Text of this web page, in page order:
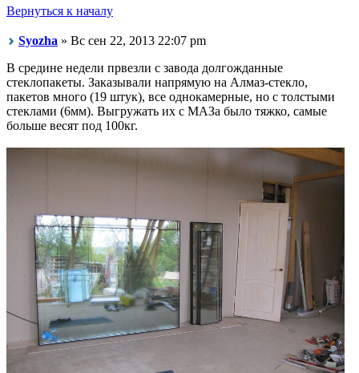
Вернуться к началу
Syozha » Вс сен 22, 2013 22:07 pm
В средине недели првезли с завода долгожданные
стеклопакеты. Заказывали напрямую на Алмаз-стекло,
пакетов много (19 штук), все однокамерные, но с толстыми
стеклами (6мм). Выгружать их с МАЗа было тяжко, самые
больше весят под 100кг.